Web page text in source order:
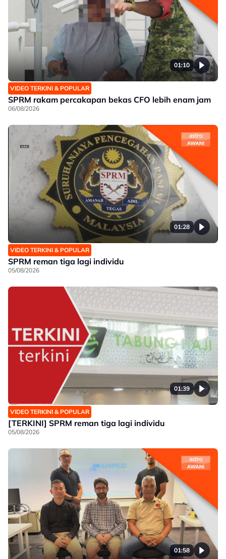
01:10
VIDEO TERKINI & POPULAR
SPRM rakam percakapan bekas CFO lebih enam jam
06/08/2026
01:28
VIDEO TERKINI & POPULAR
SPRM reman tiga lagi individu
05/08/2026
01:39
VIDEO TERKINI & POPULAR
[TERKINI] SPRM reman tiga lagi individu
05/08/2026
01:58